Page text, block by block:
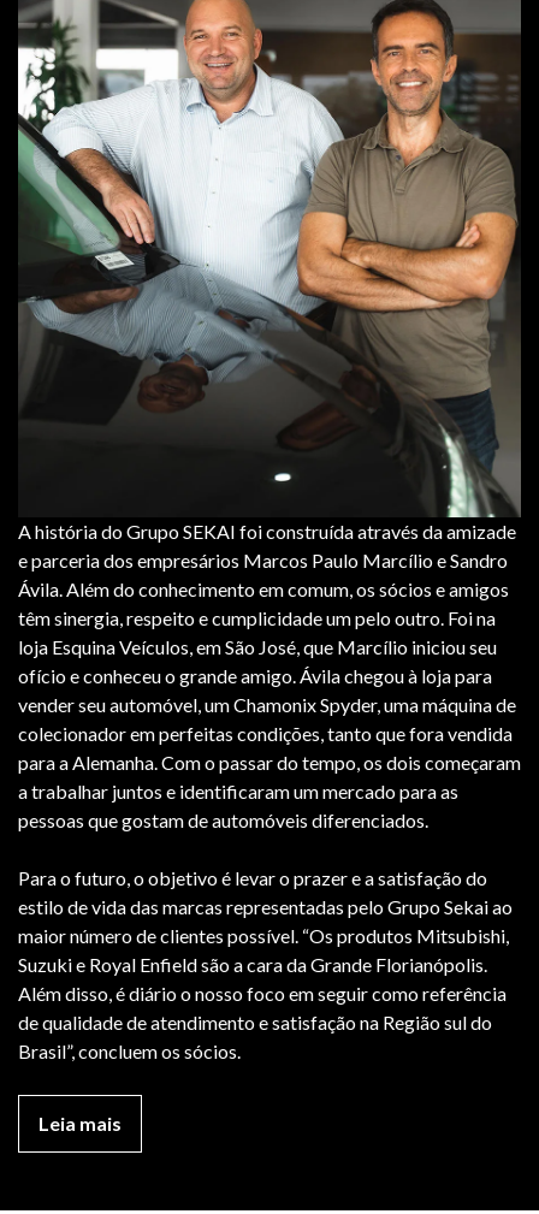
A história do Grupo SEKAI foi construída através da amizade
e parceria dos empresários Marcos Paulo Marcílio e Sandro
Ávila. Além do conhecimento em comum, os sócios e amigos
têm sinergia, respeito e cumplicidade um pelo outro. Foi na
loja Esquina Veículos, em São José, que Marcílio iniciou seu
ofício e conheceu o grande amigo. Ávila chegou à loja para
vender seu automóvel, um Chamonix Spyder, uma máquina de
colecionador em perfeitas condições, tanto que fora vendida
para a Alemanha. Com o passar do tempo, os dois começaram
a trabalhar juntos e identificaram um mercado para as
pessoas que gostam de automóveis diferenciados.
Para o futuro, o objetivo é levar o prazer e a satisfação do
estilo de vida das marcas representadas pelo Grupo Sekai ao
maior número de clientes possível. “Os produtos Mitsubishi,
Suzuki e Royal Enfield são a cara da Grande Florianópolis.
Além disso, é diário o nosso foco em seguir como referência
de qualidade de atendimento e satisfação na Região sul do
Brasil”, concluem os sócios.
Leia mais